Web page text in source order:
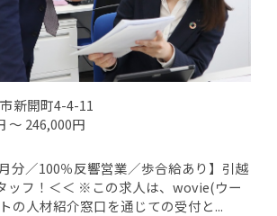
新開町4-4-11
～ 246,000円
分／100％反響営業／歩合給あり】引越
ッフ！＜＜ ※この求人は、wovie(ウー
の人材紹介窓口を通じての受付と...